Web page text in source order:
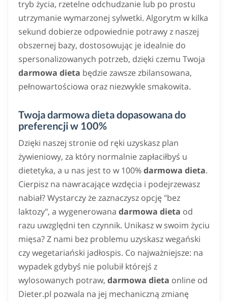
tryb życia, rzetelne odchudzanie lub po prostu
utrzymanie wymarzonej sylwetki. Algorytm w kilka
sekund dobierze odpowiednie potrawy z naszej
obszernej bazy, dostosowując je idealnie do
spersonalizowanych potrzeb, dzięki czemu Twoja
darmowa dieta będzie zawsze zbilansowana,
pełnowartościowa oraz niezwykle smakowita.
Twoja darmowa dieta dopasowana do
preferencji w 100%
Dzięki naszej stronie od ręki uzyskasz plan
żywieniowy, za który normalnie zapłaciłbyś u
dietetyka, a u nas jest to w 100%darmowa dieta.
Cierpisz na nawracające wzdęcia i podejrzewasz
nabiał? Wystarczy że zaznaczysz opcję "bez
laktozy", a wygenerowana darmowa dieta od
razu uwzględni ten czynnik. Unikasz w swoim życiu
mięsa? Z nami bez problemu uzyskasz wegański
czy wegetariański jadłospis. Co najważniejsze: na
wypadek gdybyś nie polubił którejś z
wylosowanych potraw, darmowa dieta online od
Dieter.pl pozwala na jej mechaniczną zmianę